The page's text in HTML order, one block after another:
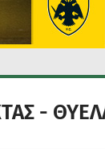
-